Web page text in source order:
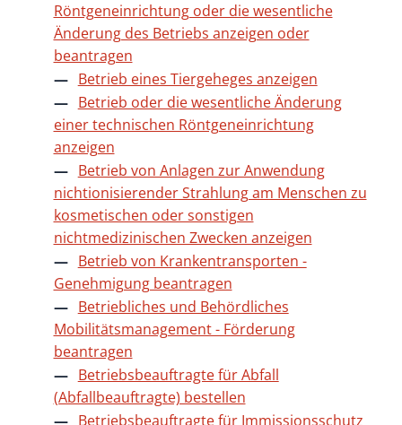
Röntgeneinrichtung oder die wesentliche
Änderung des Betriebs anzeigen oder
beantragen
Betrieb eines Tiergeheges anzeigen
Betrieb oder die wesentliche Änderung
einer technischen Röntgeneinrichtung
anzeigen
Betrieb von Anlagen zur Anwendung
nichtionisierender Strahlung am Menschen zu
kosmetischen oder sonstigen
nichtmedizinischen Zwecken anzeigen
Betrieb von Krankentransporten -
Genehmigung beantragen
Betriebliches und Behördliches
Mobilitätsmanagement - Förderung
beantragen
Betriebsbeauftragte für Abfall
(Abfallbeauftragte) bestellen
Betriebsbeauftragte für Immissionsschutz